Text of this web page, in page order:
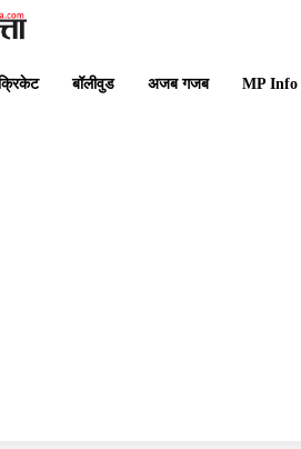
बॉलीवुड अजब गजब MP Info